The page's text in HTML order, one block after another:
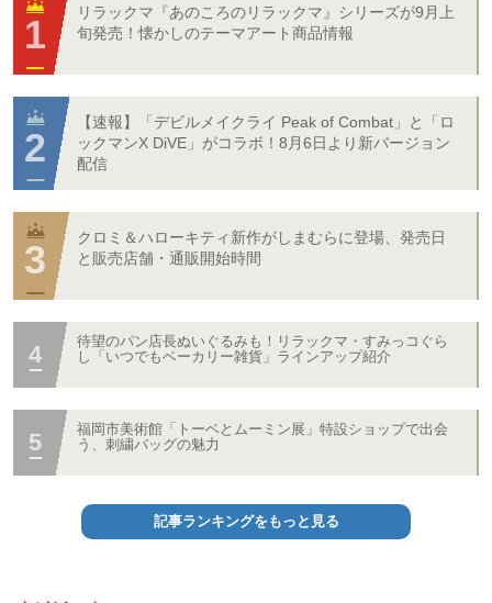
リラックマ『あのころのリラックマ』シリーズが9月上
旬発売！懐かしのテーマアート商品情報
【速報】「デビルメイクライ Peak of Combat」と「ロ
ックマンX DiVE」がコラボ！8月6日より新バージョン
配信
クロミ＆ハローキティ新作がしまむらに登場、発売日
と販売店舗・通販開始時間
待望のパン店長ぬいぐるみも！リラックマ・すみっコぐら
し「いつでもベーカリー雑貨」ラインアップ紹介
福岡市美術館「トーベとムーミン展」特設ショップで出会
う、刺繍バッグの魅力
記事ランキングをもっと見る